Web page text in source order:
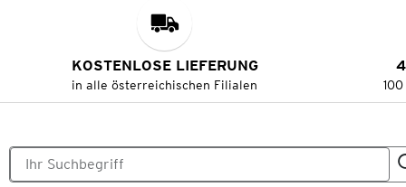
KOSTENLOSE LIEFERUNG
in alle österreichischen Filialen